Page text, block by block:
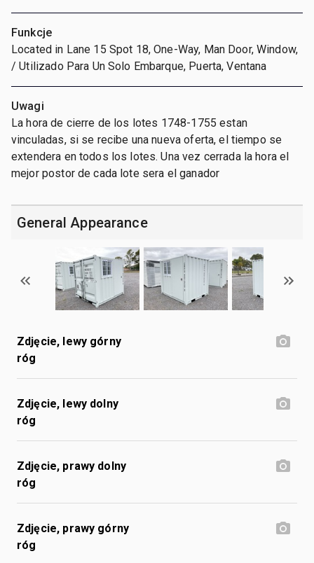
Funkcje
Located in Lane 15 Spot 18, One-Way, Man Door, Window,
/ Utilizado Para Un Solo Embarque, Puerta, Ventana
Uwagi
La hora de cierre de los lotes 1748-1755 estan
vinculadas, si se recibe una nueva oferta, el tiempo se
extendera en todos los lotes. Una vez cerrada la hora el
mejor postor de cada lote sera el ganador
General Appearance
Zdjęcie, lewy górny
róg
Zdjęcie, lewy dolny
róg
Zdjęcie, prawy dolny
róg
Zdjęcie, prawy górny
róg